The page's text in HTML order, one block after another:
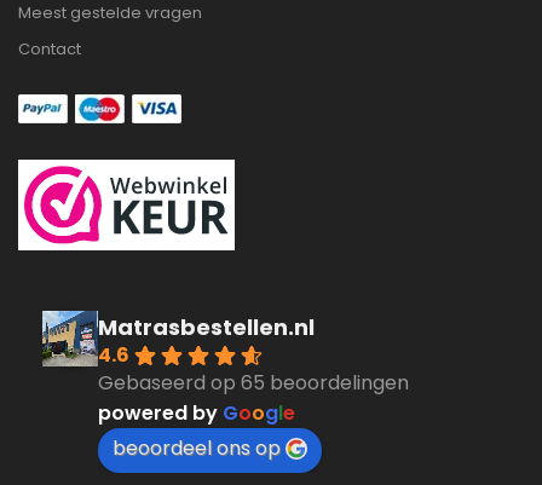
Meest gestelde vragen
Contact
Matrasbestellen.nl
4.6
Gebaseerd op 65 beoordelingen
powered by Google
beoordeel ons op